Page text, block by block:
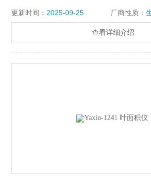
除了叶片面积、周长、长度、宽度等参数，
比、形状因子两个参数。具有结构简单、测
更新时间： 2025-09-25 厂商性质：
查看详细介绍